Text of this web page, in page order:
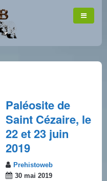
Paléosite de
Saint Cézaire, le
22 et 23 juin
2019
Prehistoweb
30 mai 2019